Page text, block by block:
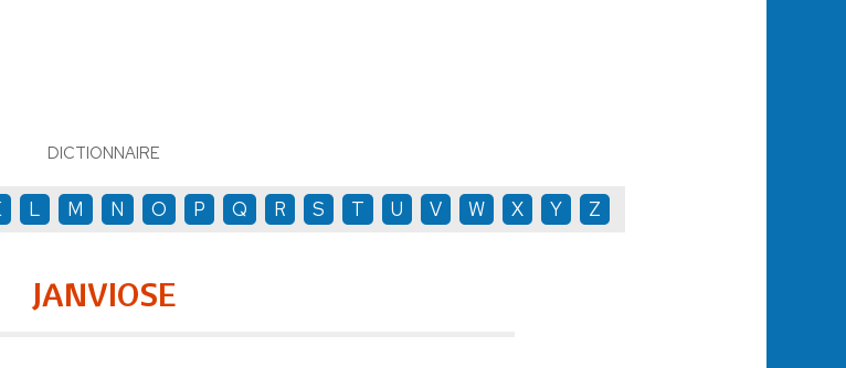
DICTIONNAIRE
L M N O P Q R S T U V W X Y Z
JANVIOSE